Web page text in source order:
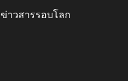
ข่าวสารรอบโลก